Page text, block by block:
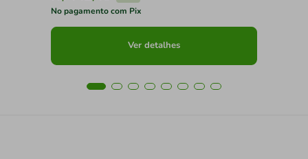
No pagamento com Pix
Ver detalhes